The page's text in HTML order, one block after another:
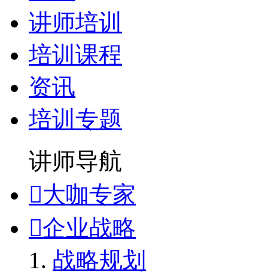
讲师培训
培训课程
资讯
培训专题
讲师导航
大咖专家
企业战略
战略规划